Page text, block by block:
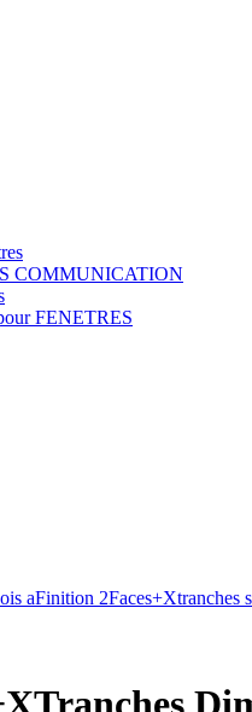
COMMUNICATION
FENETRES
aFinition 2Faces+Xtranches